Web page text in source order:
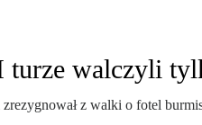
walczyli
z walki o fotel